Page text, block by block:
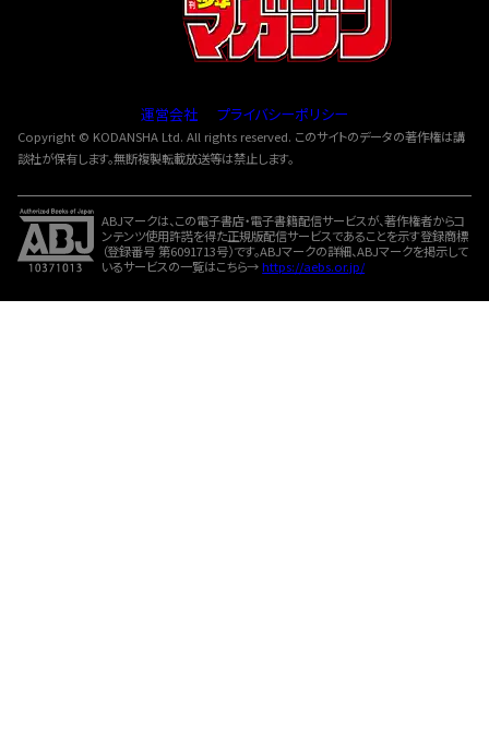
運営会社 プライバシーポリシー
Copyright © KODANSHA Ltd. All rights reserved. このサイトのデータの著作権は講
談社が保有します。無断複製転載放送等は禁止します。
ABJマークは、この電子書店・電子書籍配信サービスが、著作権者からコ
ンテンツ使用許諾を得た正規版配信サービスであることを示す登録商標
（登録番号 第6091713号）です。ABJマークの詳細、ABJマークを掲示して
いるサービスの一覧はこちら→https://aebs.or.jp/